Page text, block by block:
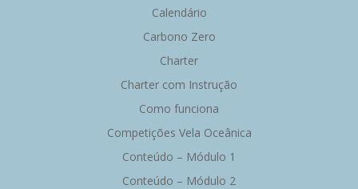
Calendário
Carbono Zero
Charter
Charter com Instrução
Como funciona
Competições Vela Oceânica
Conteúdo – Módulo 1
Conteúdo – Módulo 2